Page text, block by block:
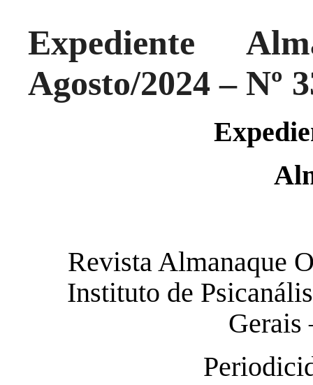
Expediente
Agosto/2024 – Nº
Revista Almanaque
Instituto de